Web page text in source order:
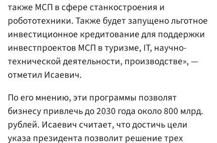
также МСП в сфере станкостроения и
робототехники. Также будет запущено льготное
инвестиционное кредитование для поддержки
инвестпроектов МСП в туризме, IT, научно-
технической деятельности, производстве», —
отметил Исаевич.
По его мнению, эти программы позволят
бизнесу привлечь до 2030 года около 800 млрд.
рублей. Исаевич считает, что достичь цели
указа президента позволит решение трех